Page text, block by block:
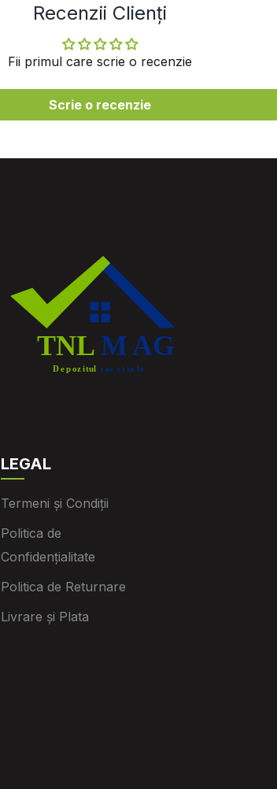
Recenzii Clienți
Fii primul care scrie o recenzie
Scrie o recenzie
LEGAL
Termeni și Condiții
Politica de
Confidențialitate
Politica de Returnare
Livrare și Plata